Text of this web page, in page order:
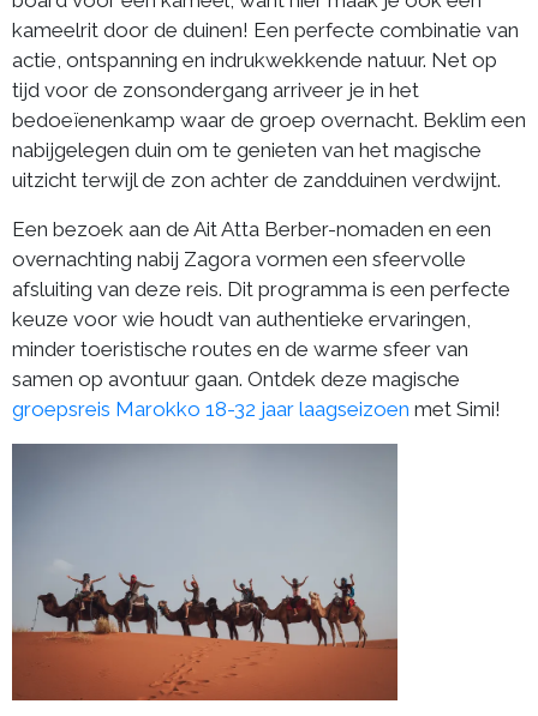
kameelrit door de duinen! Een perfecte combinatie van
actie, ontspanning en indrukwekkende natuur. Net op
tijd voor de zonsondergang arriveer je in het
bedoeïenenkamp waar de groep overnacht. Beklim een
nabijgelegen duin om te genieten van het magische
uitzicht terwijl de zon achter de zandduinen verdwijnt.
Een bezoek aan de Ait Atta Berber-nomaden en een
overnachting nabij Zagora vormen een sfeervolle
afsluiting van deze reis. Dit programma is een perfecte
keuze voor wie houdt van authentieke ervaringen,
minder toeristische routes en de warme sfeer van
samen op avontuur gaan. Ontdek deze magische
groepsreis Marokko 18-32 jaar laagseizoen met Simi!